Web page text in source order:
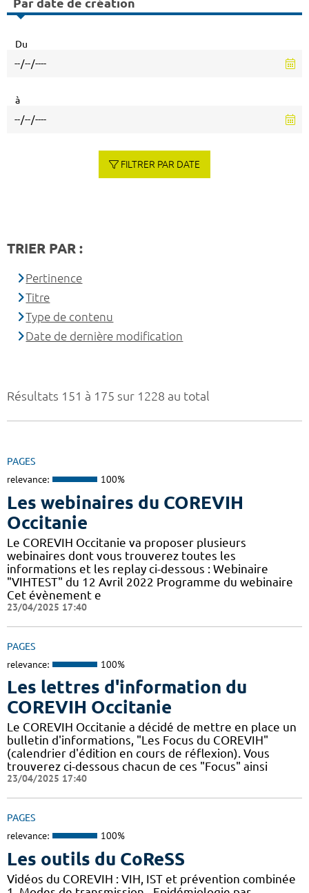
Résultats 151 à 175 sur 1228 au total
PAGES
relevance: 100%
Les webinaires du COREVIH
Occitanie
Le COREVIH Occitanie va proposer plusieurs
webinaires dont vous trouverez toutes les
informations et les replay ci-dessous : Webinaire
"VIHTEST" du 12 Avril 2022 Programme du webinaire
Cet évènement e
23/04/2025 17:40
PAGES
relevance: 100%
Les lettres d'information du
COREVIH Occitanie
Le COREVIH Occitanie a décidé de mettre en place un
bulletin d'informations, "Les Focus du COREVIH"
(calendrier d'édition en cours de réflexion). Vous
trouverez ci-dessous chacun de ces "Focus" ainsi
23/04/2025 17:40
PAGES
relevance: 100%
Les outils du CoReSS
Vidéos du COREVIH : VIH, IST et prévention combinée
Du
à
FILTRER PAR DATE
TRIER PAR :
Pertinence
Titre
Type de contenu
Date de dernière modification